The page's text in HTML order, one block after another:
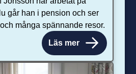
går han i pension och ser
många spännande resor.
Läs mer